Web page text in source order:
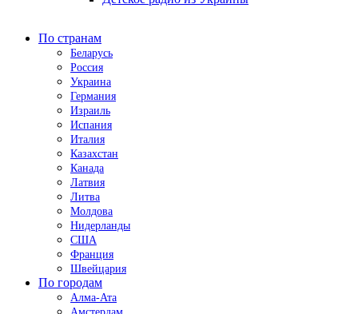
По странам
Беларусь
Россия
Украина
Германия
Израиль
Испания
Италия
Казахстан
Канада
Латвия
Литва
Молдова
Нидерланды
США
Франция
Швейцария
По городам
Алма-Ата